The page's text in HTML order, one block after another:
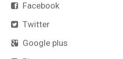
Facebook
Twitter
Google plus